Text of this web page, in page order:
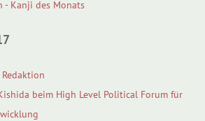
- Kanji des Monats
beim High Level Political Forum für